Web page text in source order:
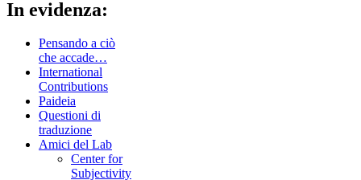
In evidenza:
Pensando a ciò
che accade…
International
Contributions
Paideia
Questioni di
traduzione
Amici del Lab
Center for
Subjectivity